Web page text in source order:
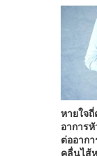
หายใจ
อาการหั
ต่ออาก
คลื่นไส้